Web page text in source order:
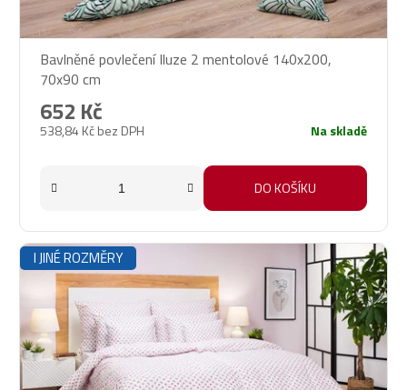
Bavlněné povlečení Iluze 2 mentolové 140x200,
70x90 cm
538,84 Kč bez DPH
652 Kč
Na skladě
DO KOŠÍKU
I JINÉ ROZMĚRY